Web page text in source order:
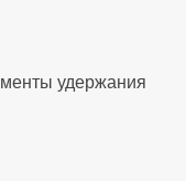
удержания